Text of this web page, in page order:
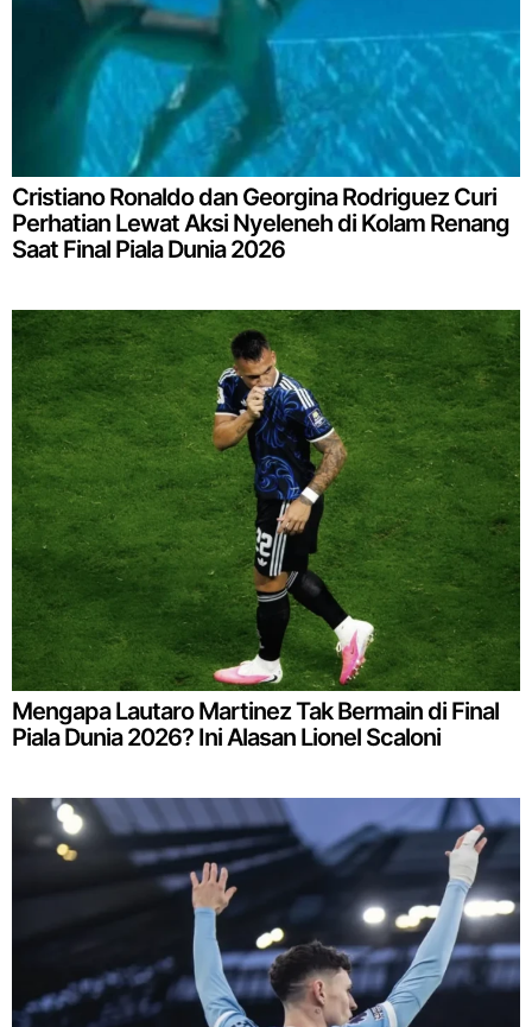
Cristiano Ronaldo dan Georgina Rodriguez Curi
Perhatian Lewat Aksi Nyeleneh di Kolam Renang
Saat Final Piala Dunia 2026
Mengapa Lautaro Martinez Tak Bermain di Final
Piala Dunia 2026? Ini Alasan Lionel Scaloni